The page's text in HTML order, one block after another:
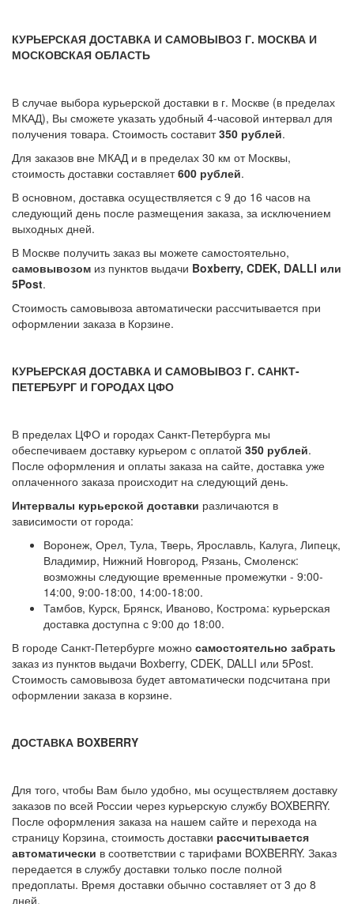
КУРЬЕРСКАЯ ДОСТАВКА И САМОВЫВОЗ Г. МОСКВА И
МОСКОВСКАЯ ОБЛАСТЬ
В случае выбора курьерской доставки в г. Москве (в пределах
МКАД), Вы сможете указать удобный 4-часовой интервал для
получения товара. Стоимость составит350 рублей.
Для заказов вне МКАД и в пределах 30 км от Москвы,
стоимость доставки составляет600 рублей.
В основном, доставка осуществляется с 9 до 16 часов на
следующий день после размещения заказа, за исключением
выходных дней.
В Москве получить заказ вы можете самостоятельно,
самовывозом из пунктов выдачи Boxberry, CDEK, DALLI или
5Post.
Стоимость самовывоза автоматически рассчитывается при
оформлении заказа в Корзине.
КУРЬЕРСКАЯ ДОСТАВКА И САМОВЫВОЗ Г. САНКТ-
ПЕТЕРБУРГ И ГОРОДАХ ЦФО
В пределах ЦФО и городах Санкт-Петербурга мы
обеспечиваем доставку курьером с оплатой 350 рублей.
После оформления и оплаты заказа на сайте, доставка уже
оплаченного заказа происходит на следующий день.
Интервалы курьерской доставки различаются в
зависимости от города:
Воронеж, Орел, Тула, Тверь, Ярославль, Калуга, Липецк,
Владимир, Нижний Новгород, Рязань, Смоленск:
возможны следующие временные промежутки - 9:00-
14:00, 9:00-18:00, 14:00-18:00.
Тамбов, Курск, Брянск, Иваново, Кострома: курьерская
доставка доступна с 9:00 до 18:00.
В городе Санкт-Петербурге можно самостоятельно забрать
заказ из пунктов выдачи Boxberry, CDEK, DALLI или 5Post.
Стоимость самовывоза будет автоматически подсчитана при
оформлении заказа в корзине.
ДОСТАВКА BOXBERRY
Для того, чтобы Вам было удобно, мы осуществляем доставку
заказов по всей России через курьерскую службу BOXBERRY.
После оформления заказа на нашем сайте и перехода на
страницу Корзина, стоимость доставки рассчитывается
автоматически в соответствии с тарифами BOXBERRY. Заказ
передается в службу доставки только после полной
предоплаты. Время доставки обычно составляет от 3 до 8
дней.